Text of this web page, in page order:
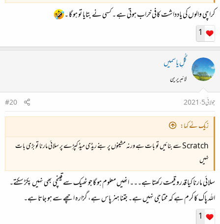
کراچی والوں کی یادداشت کافی خراب ہوتی ہے ۔ کسی نے بتایا تو ہو گا ۔
1
گُلِ یاسمیں
لائبریرین
جولائی 5، 2021
#20
زیک نے کہا:
Scratch سے بنائیں تو بات ہے ورنہ مشینوں پر بنے ریڈی میڈ کپڑے پر سلائی مارنا تو بڑی بات
نہیں
سلائی مارنا کیا قدرو قیمت رکھتا ہے۔۔۔ انھیں معلوم ہو گا جو ٹھیک سے قینچی بھی نہیں پکڑ سکتے۔
اللہ پاک کا کرم ہے کہ محتاجی نہیں ہے۔ جتنا ہنر پاس ہے، گزارہ اچھے سے ہو جاتا ہے۔
1